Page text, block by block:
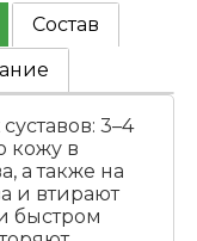
Состав
3–4
кожу в
а также на
и втирают
быстром